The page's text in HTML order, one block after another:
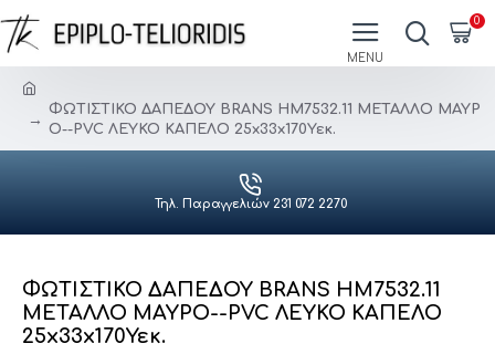
0
ΦΩΤΙΣΤΙΚΟ ΔΑΠΕΔΟΥ BRANS HM7532.11 ΜΕΤΑΛΛΟ ΜΑΥΡ
Ο--PVC ΛΕΥΚΟ ΚΑΠΕΛΟ 25x33x170Υεκ.
Τηλ. Παραγγελιών 231 072 2270
ΦΩΤΙΣΤΙΚΟ ΔΑΠΕΔΟΥ BRANS HM7532.11
ΜΕΤΑΛΛΟ ΜΑΥΡΟ--PVC ΛΕΥΚΟ ΚΑΠΕΛΟ
25x33x170Υεκ.